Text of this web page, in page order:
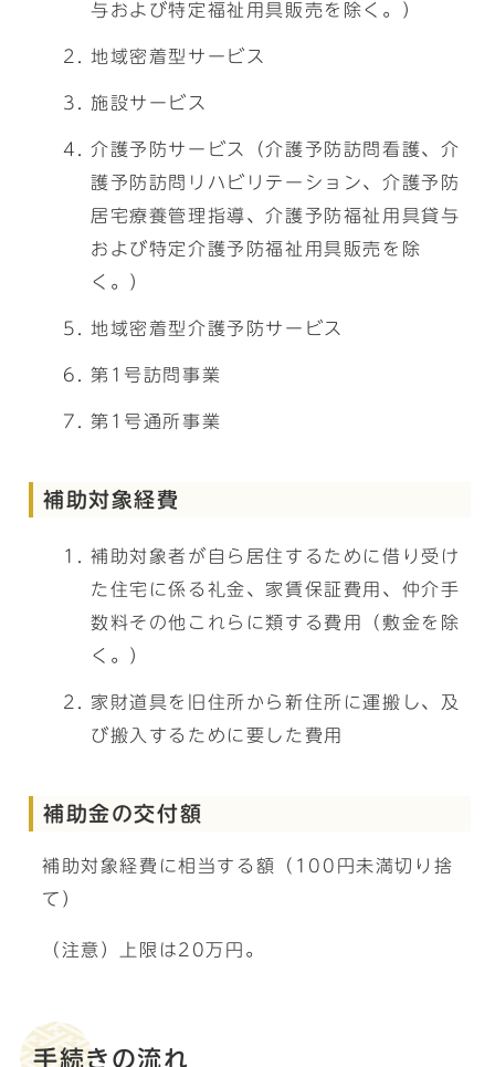
与および特定福祉用具販売を除く。）
地域密着型サービス
施設サービス
介護予防サービス（介護予防訪問看護、介
護予防訪問リハビリテーション、介護予防
居宅療養管理指導、介護予防福祉用具貸与
および特定介護予防福祉用具販売を除
く。）
地域密着型介護予防サービス
第1号訪問事業
第1号通所事業
補助対象経費
補助対象者が自ら居住するために借り受け
た住宅に係る礼金、家賃保証費用、仲介手
数料その他これらに類する費用（敷金を除
く。）
家財道具を旧住所から新住所に運搬し、及
び搬入するために要した費用
補助金の交付額
補助対象経費に相当する額（100円未満切り捨
て）
（注意）上限は20万円。
手続きの流れ